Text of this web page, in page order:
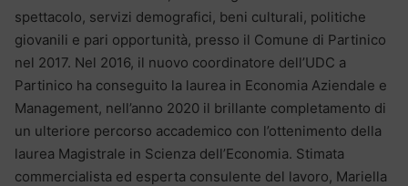
spettacolo, servizi demografici, beni culturali, politiche
giovanili e pari opportunità, presso il Comune di Partinico
nel 2017. Nel 2016, il nuovo coordinatore dell’UDC a
Partinico ha conseguito la laurea in Economia Aziendale e
Management, nell’anno 2020 il brillante completamento di
un ulteriore percorso accademico con l’ottenimento della
laurea Magistrale in Scienza dell’Economia. Stimata
commercialista ed esperta consulente del lavoro, Mariella